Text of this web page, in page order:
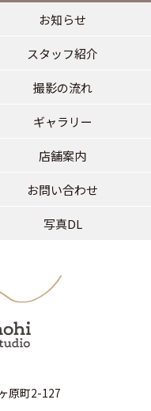
お知らせ
スタッフ紹介
撮影の流れ
ギャラリー
店舗案内
お問い合わせ
写真DL
原町2-127